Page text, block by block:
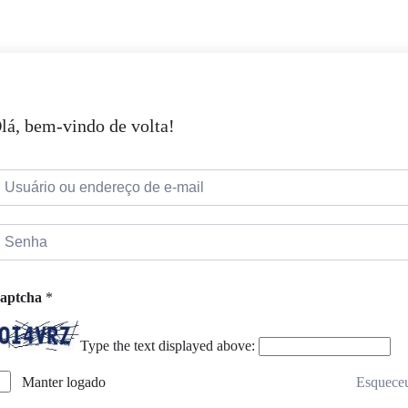
bem-vindo de volta!
*
Type the text displayed above:
Manter logado